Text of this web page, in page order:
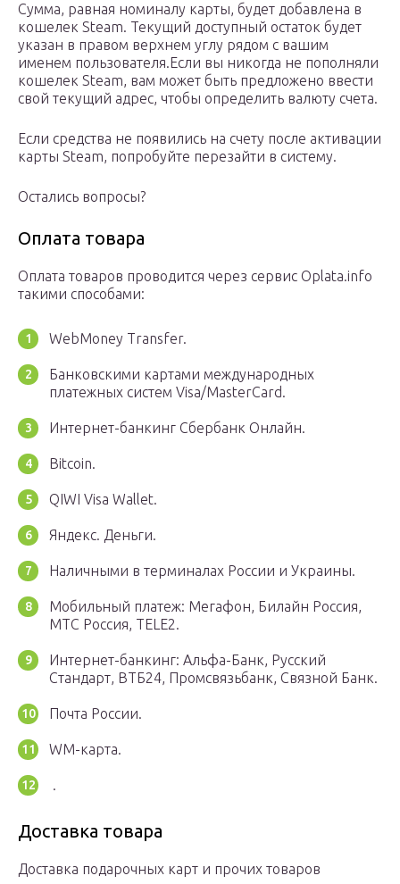
Сумма, равная номиналу карты, будет добавлена в
кошелек Steam. Текущий доступный остаток будет
указан в правом верхнем углу рядом с вашим
именем пользователя.Если вы никогда не пополняли
кошелек Steam, вам может быть предложено ввести
свой текущий адрес, чтобы определить валюту счета.
Если средства не появились на счету после активации
карты Steam, попробуйте перезайти в систему.
Остались вопросы?
Оплата товара
Оплата товаров проводится через сервис Oplata.info
такими способами:
WebMoney Transfer.
Банковскими картами международных
платежных систем Visa/MasterCard.
Интернет-банкинг Сбербанк Онлайн.
Bitcoin.
QIWI Visa Wallet.
Яндекс. Деньги.
Наличными в терминалах России и Украины.
Мобильный платеж: Мегафон, Билайн Россия,
МТС Россия, TELE2.
Интернет-банкинг: Альфа-Банк, Русский
Стандарт, ВТБ24, Промсвязьбанк, Связной Банк.
Почта России.
WM-карта.
.
Доставка товара
Доставка подарочных карт и прочих товаров